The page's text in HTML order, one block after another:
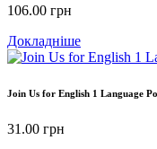
106.00 грн
Докладніше
Join Us for English 1 Language
31.00 грн